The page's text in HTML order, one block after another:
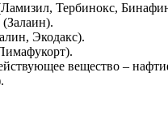
Тербинокс,
(Залаин).
Экодакс).
вещество –